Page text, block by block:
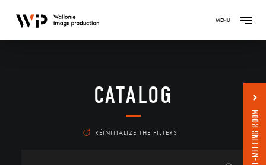
MENU
CATALOG
RÉINITIALIZE THE FILTERS E-MEETING ROOM